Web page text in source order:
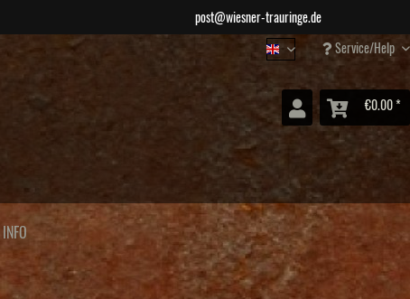
post@wiesner-trauringe.de
Wiesner JewelleryService/Help
€0.00 *
INFO